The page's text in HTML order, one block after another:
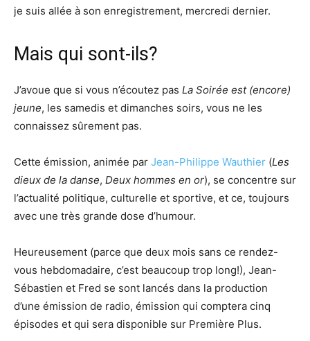
je suis allée à son enregistrement, mercredi dernier.
Mais qui sont-ils?
J’avoue que si vous n’écoutez pas La Soirée est (encore)
jeune, les samedis et dimanches soirs, vous ne les
connaissez sûrement pas.
Cette émission, animée par Jean-Philippe Wauthier (Les
dieux de la danse, Deux hommes en or), se concentre sur
l’actualité politique, culturelle et sportive, et ce, toujours
avec une très grande dose d’humour.
Heureusement (parce que deux mois sans ce rendez-
vous hebdomadaire, c’est beaucoup trop long!), Jean-
Sébastien et Fred se sont lancés dans la production
d’une émission de radio, émission qui comptera cinq
épisodes et qui sera disponible sur Première Plus.